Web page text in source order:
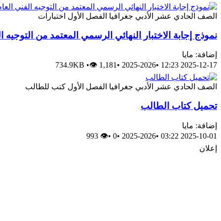
الصف الحادي عشر الأدبي جغرافيا الفصل الأول اختبارات
نموذج إجابة الاختبار النهائي الرسمي المعتمد من التوجيه
إضافة: مايا
2025-12-17 12:23
•
2025-2026
•
734.9KB •👁 1,181
الصف الحادي عشر الأدبي جغرافيا الفصل الأول كتب للطالب
تحميل كتاب الطالب
إضافة: مايا
2025-10-01 03:22
•
2025-2026
•
0
•
👁 993
إعلان